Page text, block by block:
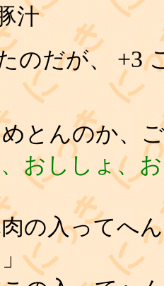
汁
だが、 +3
とんのか、
おししょ、
の入ってへ